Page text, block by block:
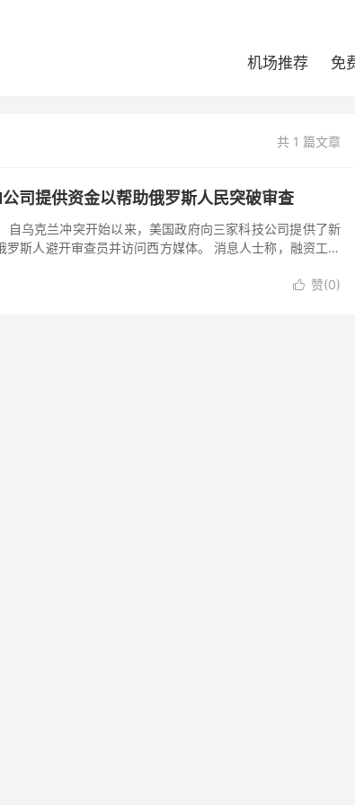
机场推荐 免
共 1 篇文章
司提供资金以帮助俄罗斯人民突破审查
自乌克兰冲突开始以来，美国政府向三家科技公司提供了新
罗斯人避开审查员并访问西方媒体。 消息人士称，融资工作
 赞(0)